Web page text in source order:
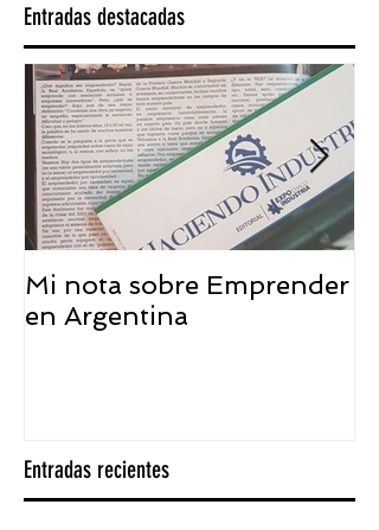
Entradas destacadas
Mi nota sobre Emprender
en Argentina
Entradas recientes